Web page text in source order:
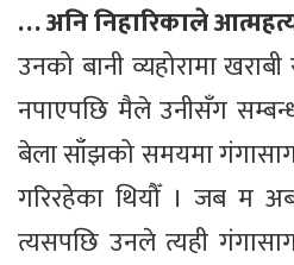
… अनि निहारिकाले
उनको बानी व्यहोरामा
नपाएपछि मैले उनीसँग
बेला साँझको समयमा
गरिरहेका थियौँ । जब म
त्यसपछि उनले त्यही